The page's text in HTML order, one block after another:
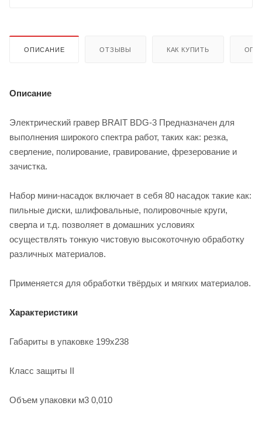
ОПИСАНИЕ ОТЗЫВЫ КАК КУПИТЬ
Описание
Электрический гравер BRAIT BDG-3 Предназначен для
выполнения широкого спектра работ, таких как: резка,
сверление, полирование, гравирование, фрезерование и
зачистка.
Набор мини-насадок включает в себя 80 насадок такие как:
пильные диски, шлифовальные, полировочные круги,
сверла и т.д. позволяет в домашних условиях
осуществлять тонкую чистовую высокоточную обработку
различных материалов.
Применяется для обработки твёрдых и мягких материалов.
Характеристики
Габариты в упаковке 199х238
Класс защиты II
Объем упаковки м3 0,010